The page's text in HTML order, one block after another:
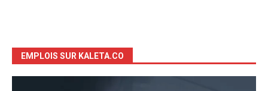
EMPLOIS SUR KALETA.CO